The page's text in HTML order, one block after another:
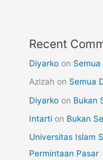
Recent
Diyarko on
Azizah on Semua
Diyarko on Bukan
Intarti on Bukan
Universitas Islam
Permintaan Pasar